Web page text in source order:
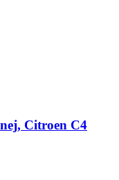
Citroen C4